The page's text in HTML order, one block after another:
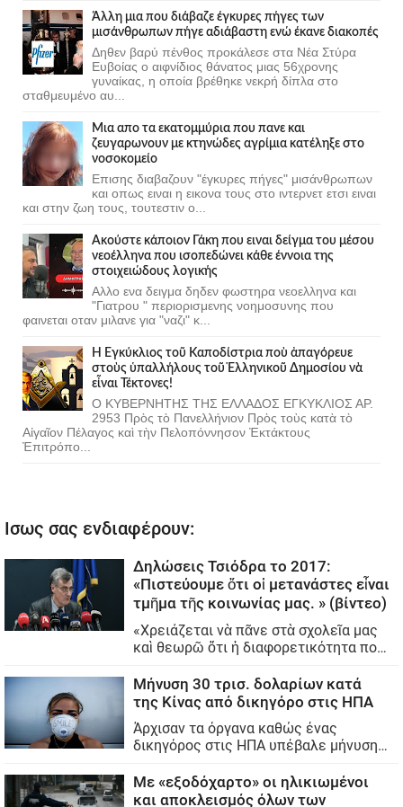
Άλλη μια που διάβαζε έγκυρες πήγες των
μισάνθρωπων πήγε αδιάβαστη ενώ έκανε διακοπές
Δηθεν βαρύ πένθος προκάλεσε στα Νέα Στύρα
Ευβοίας ο αιφνίδιος θάνατος μιας 56χρονης
γυναίκας, η οποία βρέθηκε νεκρή δίπλα στο
σταθμευμένο αυ...
Μια απο τα εκατομμύρια που πανε και
ζευγαρωνουν με κτηνώδες αγρίμια κατέληξε στο
νοσοκομείο
Επισης διαβαζουν "έγκυρες πήγες" μισάνθρωπων
και οπως ειναι η εικονα τους στο ιντερνετ ετσι ειναι
και στην ζωη τους, τουτεστιν ο...
Ακούστε κάποιον Γάκη που ειναι δείγμα του μέσου
νεοέλληνα που ισοπεδώνει κάθε έννοια της
στοιχειώδους λογικής
Αλλο ενα δειγμα δηδεν φωστηρα νεοελληνα και
"Γιατρου " περιορισμενης νοημοσυνης που
φαινεται οταν μιλανε για "ναζι" κ...
Ἡ Ἐγκύκλιος τοῦ Καποδίστρια ποὺ ἀπαγόρευε
στοὺς ὑπαλλήλους τοῦ Ἑλληνικοῦ Δημοσίου νὰ
εἶναι Τέκτονες!
Ο ΚΥΒΕΡΝΗΤΗΣ ΤΗΣ ΕΛΛΑΔΟΣ ΕΓΚΥΚΛΙΟΣ ΑΡ.
2953 Πρὸς τὸ Πανελλήνιον Πρὸς τοὺς κατὰ τὸ
Αἰγαῖον Πέλαγος καὶ τὴν Πελοπόννησον Ἐκτάκτους
Ἐπιτρόπο...